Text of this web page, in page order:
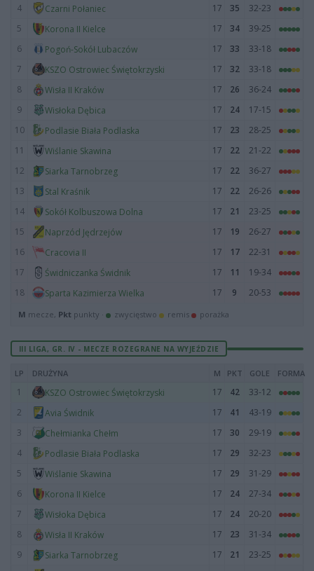
4
Czarni Połaniec 17 35
32-23
5
Korona II Kielce 17 34
39-25
6
Pogoń-Sokół Lubaczów 17 33
33-18
7
KSZO Ostrowiec Świętokrzyski 17 32
33-18
8
Wisła II Kraków 17 26
36-24
9
Wisłoka Dębica 17 24
17-15
10
Podlasie Biała Podlaska 17 23
28-25
11
Wiślanie Skawina 17 22
21-22
12
Siarka Tarnobrzeg 17 22
36-27
13
Stal Kraśnik 17 22
26-26
14
Sokół Kolbuszowa Dolna 17 21
23-25
15
Naprzód Jędrzejów 17 19
26-27
16
Cracovia II 17 17
22-31
17
Świdniczanka Świdnik 17 11
19-34
18
Sparta Kazimierza Wielka 17 9 20-53
M mecze, Pkt punkty · zwycięstwo remis porażka
III LIGA, GR. IV - MECZE ROZEGRANE NA WYJEŹDZIE
LP DRUŻYNA M PKT GOLE FORMA
1 KSZO Ostrowiec Świętokrzyski 17 42
33-12
2
Avia Świdnik 17 41
43-19
3
Chełmianka Chełm 17 30
29-19
4
Podlasie Biała Podlaska 17 29
32-23
5
Wiślanie Skawina 17 29
31-29
6
Korona II Kielce 17 24
27-34
7
Wisłoka Dębica 17 24
20-20
8
Wisła II Kraków 17 23
31-34
9
Siarka Tarnobrzeg 17 21
23-25